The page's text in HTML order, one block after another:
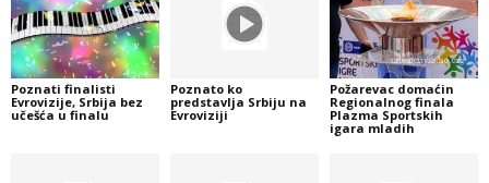
Poznati finalisti
Evrovizije, Srbija bez
učešća u finalu
Poznato ko
predstavlja Srbiju na
Evroviziji
Požarevac domaćin
Regionalnog finala
Plazma Sportskih
igara mladih